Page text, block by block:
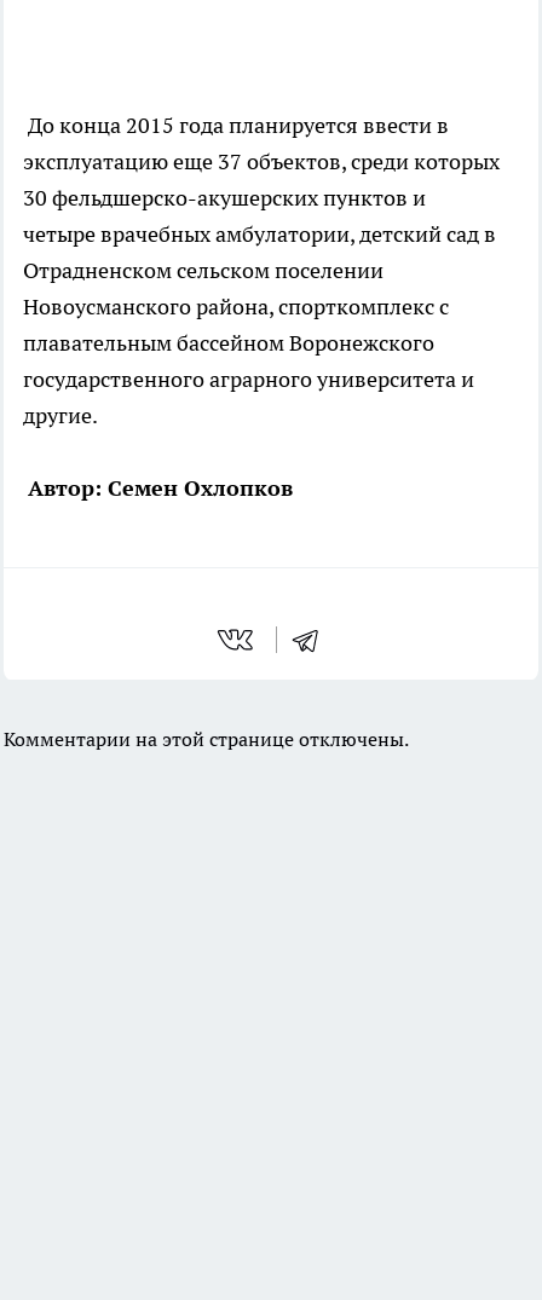
До конца 2015 года планируется ввести в
эксплуатацию еще 37 объектов, среди которых
30 фельдшерско-акушерских пунктов и
четыре врачебных амбулатории, детский сад в
Отрадненском сельском поселении
Новоусманского района, спорткомплекс с
плавательным бассейном Воронежского
государственного аграрного университета и
другие.
Автор: Семен Охлопков
Комментарии на этой странице отключены.